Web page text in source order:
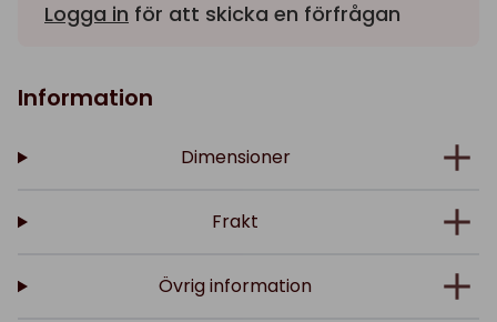
Logga in för att skicka en förfrågan
Information
Dimensioner
Frakt
Övrig information